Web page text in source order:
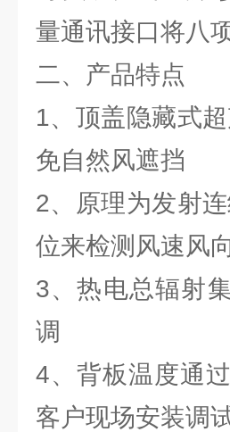
量通讯接口将八
二、产品特点
1、顶盖隐藏式
免自然风遮挡
2、原理为发射
位来检测风速风
3、热电总辐射
调
4、背板温度通
客户现场安装调